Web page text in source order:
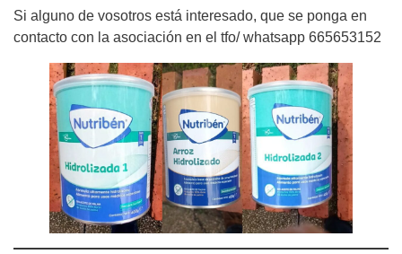
Si alguno de vosotros está interesado, que se ponga en
contacto con la asociación en el tfo/ whatsapp 665653152